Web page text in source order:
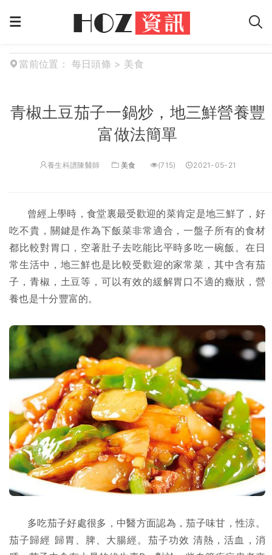
當前位置： 每日頭條 > 美食
青椒土豆茄子一鍋炒，地三鮮營養豐
富做法簡單
養生科譜陳醫師 美食 (715) 2021-05-21
曾經上學時，食堂裏最受歡迎的菜肯定是地三鮮了，好
吃不貴，關鍵是作為下飯菜非常適合，一盤子所有的食材
都比較對胃口，空著肚子去吃能比平時多吃一碗飯。在日
常生活中，地三鮮也是比較受歡迎的家常菜，其中含有茄
子，青椒，土豆等，可以有效的緩解胃口不適的癥狀，營
養也是十分豐富的。
多吃茄子好處很多，中醫方面認為，茄子味甘，性涼。
茄子歸經 歸胃、脾、大腸經。茄子功效 清熱，活血，消